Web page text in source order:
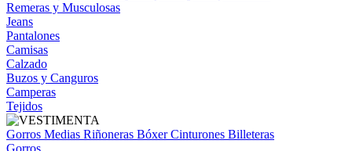
Remeras y Musculosas
Jeans
Pantalones
Camisas
Calzado
Buzos y Canguros
Camperas
Tejidos
Gorros Medias Riñoneras BóxerCinturones Billeteras
Gorros